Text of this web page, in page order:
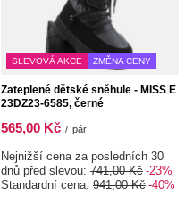
SLEVOVÁ AKCE ZMĚNA CENY
Zateplené dětské sněhule - MISS E
23DZ23-6585, černé
565,00 Kč / pár
Nejnižší cena za posledních 30
dnů před slevou: 741,00 Kč -23%
Standardní cena: 941,00 Kč -40%